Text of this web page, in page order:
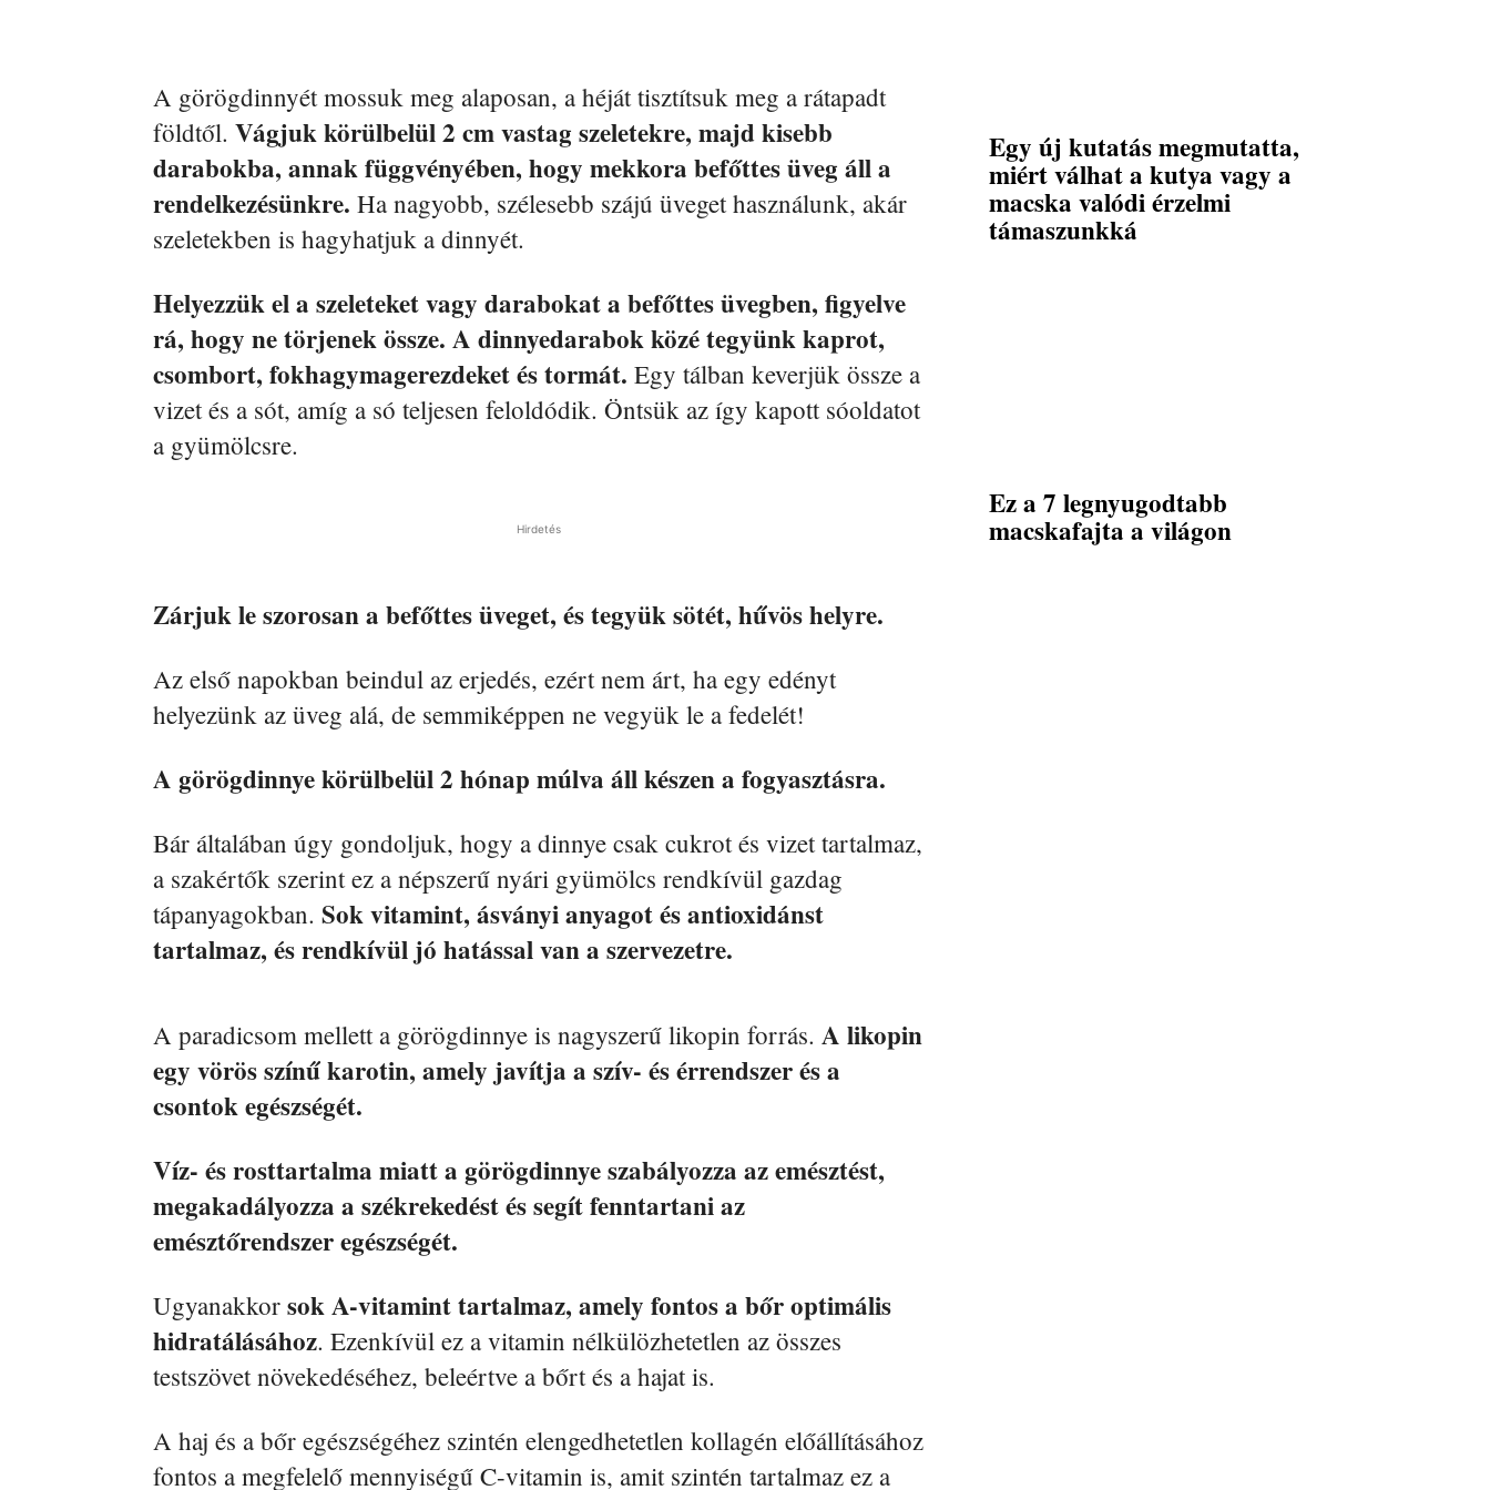
A görögdinnyét mossuk meg alaposan, a héját tisztítsuk meg a rátapadt
földtől. Vágjuk körülbelül 2 cm vastag szeletekre, majd kisebb
darabokba, annak függvényében, hogy mekkora befőttes üveg áll a
rendelkezésünkre. Ha nagyobb, szélesebb szájú üveget használunk, akár
szeletekben is hagyhatjuk a dinnyét.
Helyezzük el a szeleteket vagy darabokat a befőttes üvegben, figyelve
rá, hogy ne törjenek össze. A dinnyedarabok közé tegyünk kaprot,
csombort, fokhagymagerezdeket és tormát. Egy tálban keverjük össze a
vizet és a sót, amíg a só teljesen feloldódik. Öntsük az így kapott sóoldatot
a gyümölcsre.
Hirdetés
Zárjuk le szorosan a befőttes üveget, és tegyük sötét, hűvös helyre.
Az első napokban beindul az erjedés, ezért nem árt, ha egy edényt
helyezünk az üveg alá, de semmiképpen ne vegyük le a fedelét!
A görögdinnye körülbelül 2 hónap múlva áll készen a fogyasztásra.
Bár általában úgy gondoljuk, hogy a dinnye csak cukrot és vizet tartalmaz,
a szakértők szerint ez a népszerű nyári gyümölcs rendkívül gazdag
tápanyagokban. Sok vitamint, ásványi anyagot és antioxidánst
tartalmaz, és rendkívül jó hatással van a szervezetre.
A paradicsom mellett a görögdinnye is nagyszerű likopin forrás. A likopin
egy vörös színű karotin, amely javítja a szív- és érrendszer és a
csontok egészségét.
Víz- és rosttartalma miatt a görögdinnye szabályozza az emésztést,
megakadályozza a székrekedést és segít fenntartani az
emésztőrendszer egészségét.
Ugyanakkor sok A-vitamint tartalmaz, amely fontos a bőr optimális
hidratálásához. Ezenkívül ez a vitamin nélkülözhetetlen az összes
testszövet növekedéséhez, beleértve a bőrt és a hajat is.
A haj és a bőr egészségéhez szintén elengedhetetlen kollagén előállításához
fontos a megfelelő mennyiségű C-vitamin is, amit szintén tartalmaz ez a
Egy új kutatás megmutatta,
miért válhat a kutya vagy a
macska valódi érzelmi
támaszunkká
Ez a 7 legnyugodtabb
macskafajta a világon